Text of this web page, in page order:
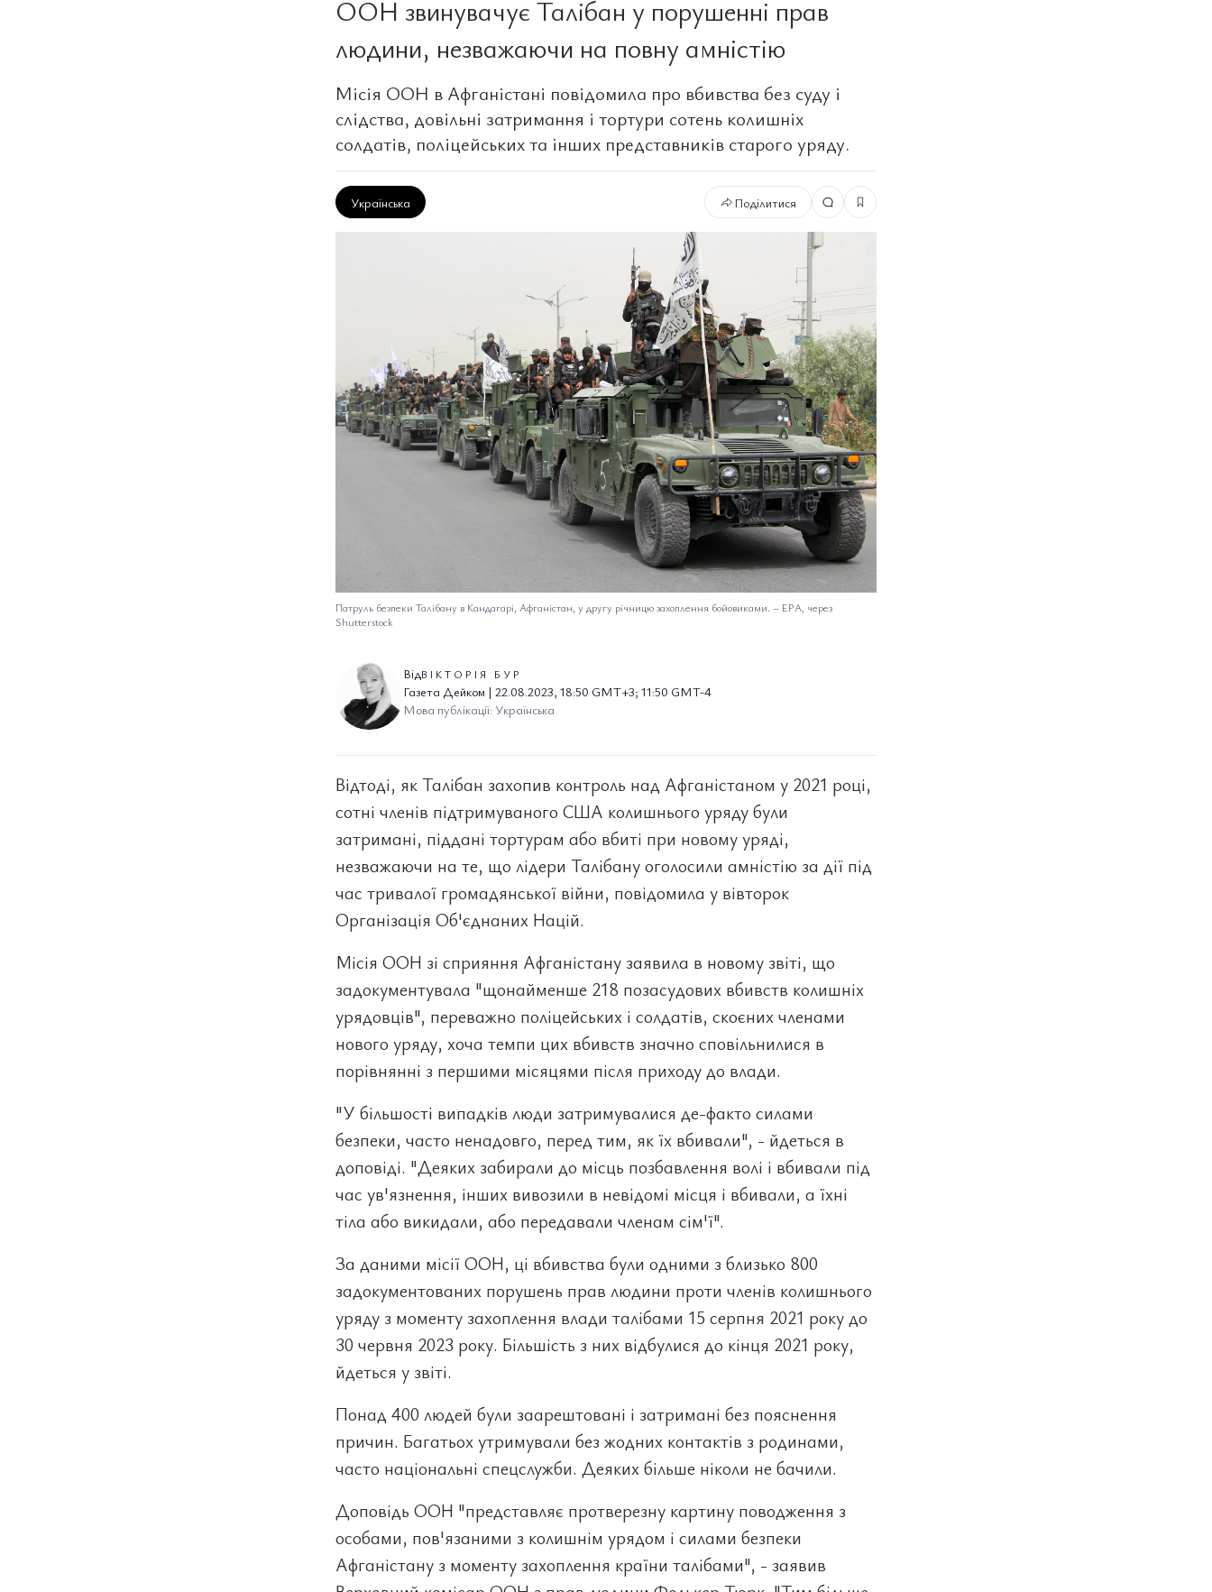
ООН звинувачує Талібан у порушенні прав
людини, незважаючи на повну амністію
Місія ООН в Афганістані повідомила про вбивства без суду і
слідства, довільні затримання і тортури сотень колишніх
солдатів, поліцейських та інших представників старого уряду.
Українська Поділитися
Патруль безпеки Талібану в Кандагарі, Афганістан, у другу річницю захоплення бойовиками. – EPA, через
Shutterstock
ВідВІКТОРІЯ БУР
Газета Дейком | 22.08.2023, 18:50 GMT+3; 11:50 GMT-4
Мова публікації: Українська
Відтоді, як Талібан захопив контроль над Афганістаном у 2021 році,
сотні членів підтримуваного США колишнього уряду були
затримані, піддані тортурам або вбиті при новому уряді,
незважаючи на те, що лідери Талібану оголосили амністію за дії під
час тривалої громадянської війни, повідомила у вівторок
Організація Об'єднаних Націй.
Місія ООН зі сприяння Афганістану заявила в новому звіті, що
задокументувала "щонайменше 218 позасудових вбивств колишніх
урядовців", переважно поліцейських і солдатів, скоєних членами
нового уряду, хоча темпи цих вбивств значно сповільнилися в
порівнянні з першими місяцями після приходу до влади.
"У більшості випадків люди затримувалися де-факто силами
безпеки, часто ненадовго, перед тим, як їх вбивали", - йдеться в
доповіді. "Деяких забирали до місць позбавлення волі і вбивали під
час ув'язнення, інших вивозили в невідомі місця і вбивали, а їхні
тіла або викидали, або передавали членам сім'ї".
За даними місії ООН, ці вбивства були одними з близько 800
задокументованих порушень прав людини проти членів колишнього
уряду з моменту захоплення влади талібами 15 серпня 2021 року до
30 червня 2023 року. Більшість з них відбулися до кінця 2021 року,
йдеться у звіті.
Понад 400 людей були заарештовані і затримані без пояснення
причин. Багатьох утримували без жодних контактів з родинами,
часто національні спецслужби. Деяких більше ніколи не бачили.
Доповідь ООН "представляє протверезну картину поводження з
особами, пов'язаними з колишнім урядом і силами безпеки
Афганістану з моменту захоплення країни талібами", - заявив